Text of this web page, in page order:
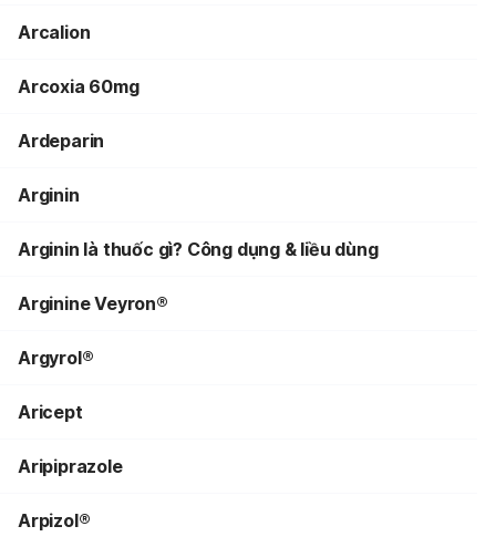
Arcalion
Arcoxia 60mg
Ardeparin
Arginin
Arginin là thuốc gì? Công dụng & liều dùng
Arginine Veyron®
Argyrol®
Aricept
Aripiprazole
Arpizol®